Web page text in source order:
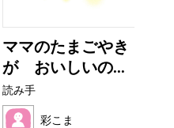
ママのたまごやき
が おいしいの...
読み手
彩こま